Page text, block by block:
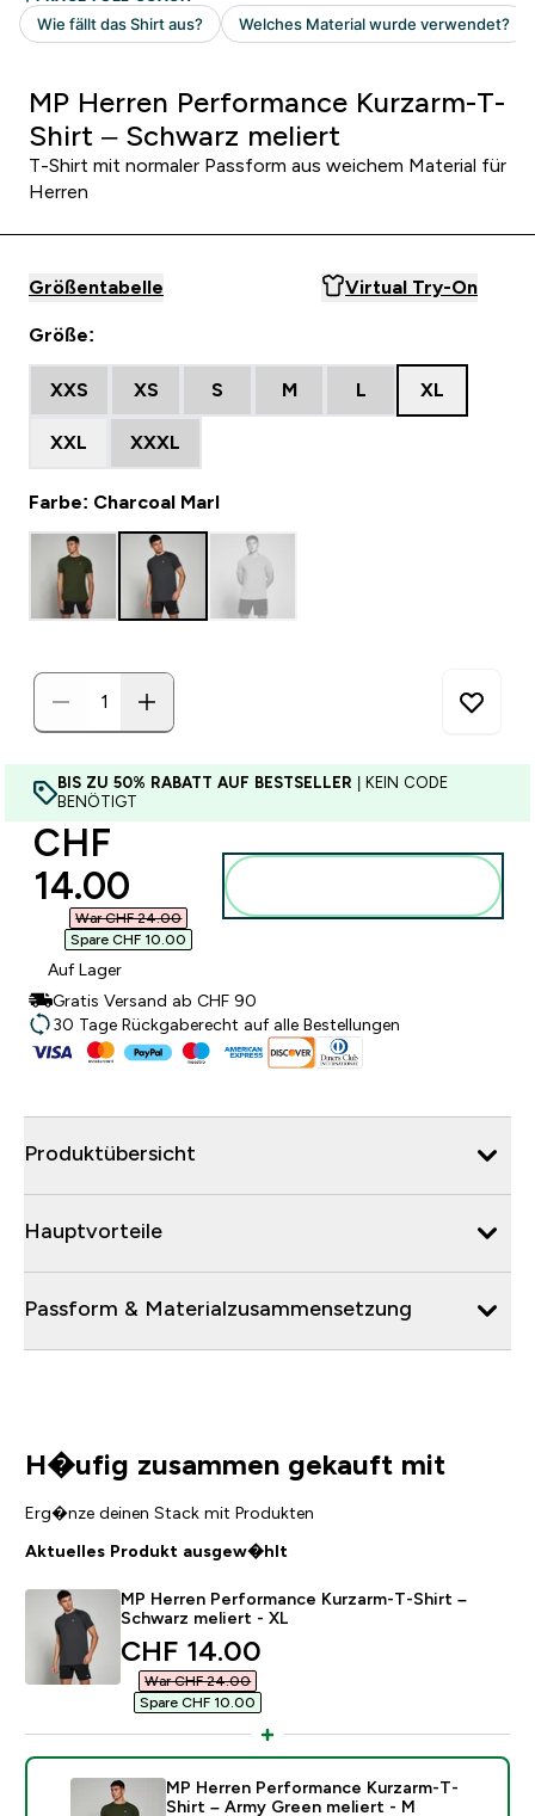
MP Herren Performance Kurzarm-T-
Shirt – Schwarz meliert
T-Shirt mit normaler Passform aus weichem Material für
Herren
Größentabelle Virtual Try-On
Größe:
XXS XS S M L XL
XXL XXXL
Farbe: Charcoal Marl
BIS ZU 50% RABATT AUF BESTSELLER | KEIN CODE
BENÖTIGT
discounted price
CHF
14.00‎
War CHF 24.00‎
Spare CHF 10.00‎
Auf Lager
Gratis Versand ab CHF 90
30 Tage Rückgaberecht auf alle Bestellungen
Produktübersicht
Hauptvorteile
Passform & Materialzusammensetzung
H�ufig zusammen gekauft mit
Erg�nze deinen Stack mit Produkten
Aktuelles Produkt ausgew�hlt
MP Herren Performance Kurzarm-T-Shirt –
Schwarz meliert - XL
discounted price
CHF 14.00‎
War CHF 24.00‎
Spare CHF 10.00‎
MP Herren Performance Kurzarm-T-
Shirt – Army Green meliert - M